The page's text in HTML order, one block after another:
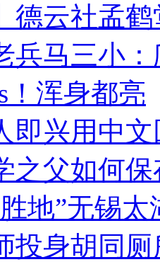
德云社孟
兵马三小
！浑身都亮
即兴用中
之父如何
地”无锡
投身胡同